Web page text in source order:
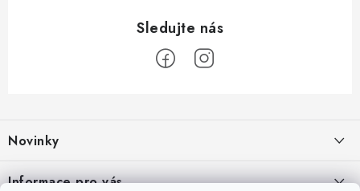
p
a
Novinky
Hydratační mocktaily s elektrolyty: osvěžující nápoje pro horké dny
Informace pro vás